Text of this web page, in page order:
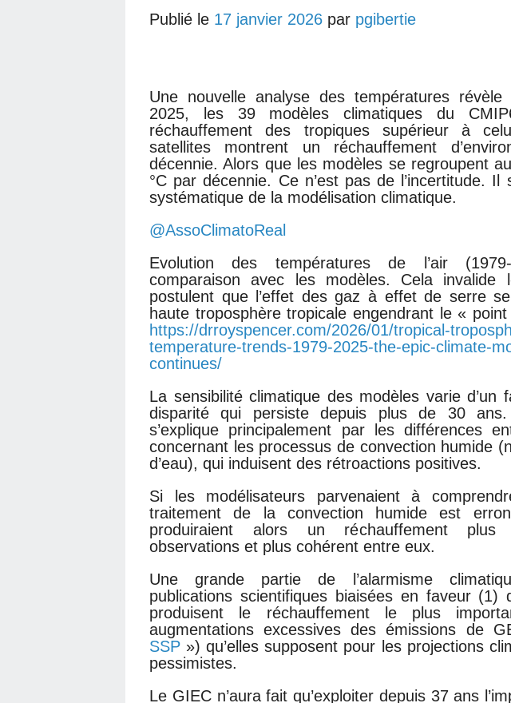
Publié le 17 janvier 2026 par pgibertie
Une nouvelle analyse des températures
2025, les 39 modèles climatiques du
réchauffement des tropiques supérieur à
satellites montrent un réchauffement
décennie. Alors que les modèles se regroupent
°C par décennie. Ce n’est pas de l’incertitude. Il
systématique de la modélisation climatique.
@AssoClimatoReal
Evolution des températures de l’air
comparaison avec les modèles. Cela invalide
postulent que l’effet des gaz à effet de serre
haute troposphère tropicale engendrant le «
https://drroyspencer.com/2026/01/tropical-
temperature-trends-1979-2025-the-epic-climate-
continues/
La sensibilité climatique des modèles varie d’un
disparité qui persiste depuis plus de 30
s’explique principalement par les différences
concernant les processus de convection humide
d’eau), qui induisent des rétroactions positives.
Si les modélisateurs parvenaient à
traitement de la convection humide est
produiraient alors un réchauffement plus
observations et plus cohérent entre eux.
Une grande partie de l’alarmisme
publications scientifiques biaisées en faveur (1)
produisent le réchauffement le plus
augmentations excessives des émissions de
SSP ») qu’elles supposent pour les projections
pessimistes.
Le GIEC n’aura fait qu’exploiter depuis 37 ans